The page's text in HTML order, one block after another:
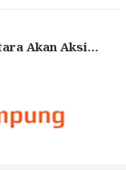
Akan Aksi…